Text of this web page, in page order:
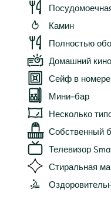
Камин
Полностью
Домашний
Сейф в номере
Мини-бар
Несколько
Собственный
Телевизор
Стиральная